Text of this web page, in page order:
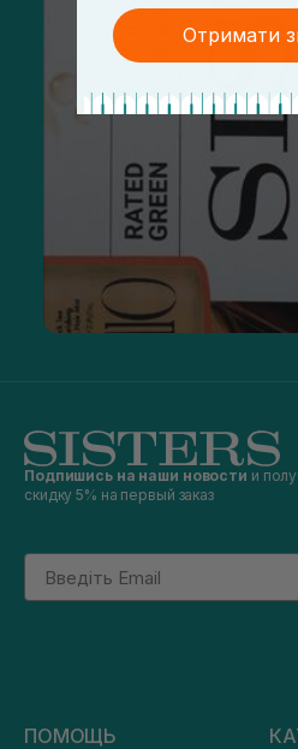
Подпишись на наши новости и
скидку 5% на первый заказ
Email
ПОМОЩЬ
Отримати